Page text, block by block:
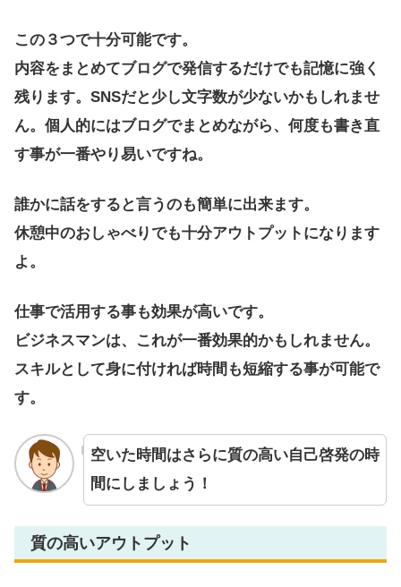
この３つで十分可能です。
内容をまとめてブログで発信するだけでも記憶に強く
残ります。SNSだと少し文字数が少ないかもしれませ
ん。個人的にはブログでまとめながら、何度も書き直
す事が一番やり易いですね。
誰かに話をすると言うのも簡単に出来ます。
休憩中のおしゃべりでも十分アウトプットになります
よ。
仕事で活用する事も効果が高いです。
ビジネスマンは、これが一番効果的かもしれません。
スキルとして身に付ければ時間も短縮する事が可能で
す。
空いた時間はさらに質の高い自己啓発の時
間にしましょう！
質の高いアウトプット